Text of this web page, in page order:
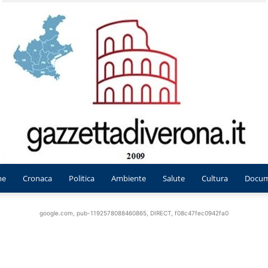
Cronaca Politica Ambiente Salute Cultura
google.com, pub-1192578088460865, DIRECT, f08c47fec0942fa0